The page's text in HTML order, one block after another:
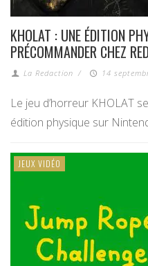
KHOLAT : UNE ÉDITION
PRÉCOMMANDER CHEZ
La Redaction / 14
Le jeu d’horreur KHOLAT
édition physique sur
JEUX VIDÉO